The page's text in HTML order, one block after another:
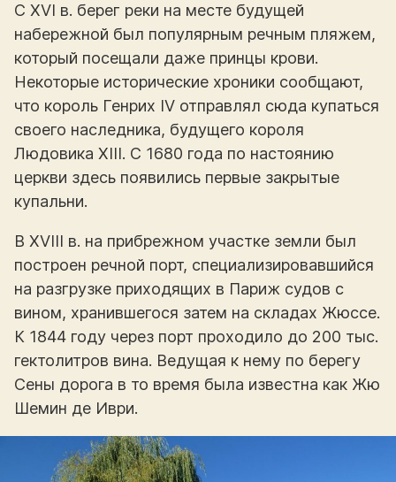
С XVI в. берег реки на месте будущей
набережной был популярным речным пляжем,
который посещали даже принцы крови.
Некоторые исторические хроники сообщают,
что король Генрих IV отправлял сюда купаться
своего наследника, будущего короля
Людовика XIII. С 1680 года по настоянию
церкви здесь появились первые закрытые
купальни.
В XVIII в. на прибрежном участке земли был
построен речной порт, специализировавшийся
на разгрузке приходящих в Париж судов с
вином, хранившегося затем на складах Жюссе.
К 1844 году через порт проходило до 200 тыс.
гектолитров вина. Ведущая к нему по берегу
Сены дорога в то время была известна как Жю
Шемин де Иври.